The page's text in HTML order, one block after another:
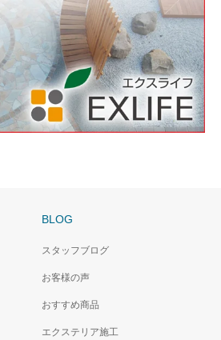
BLOG
スタッフブログ
お客様の声
おすすめ商品
エクステリア施工